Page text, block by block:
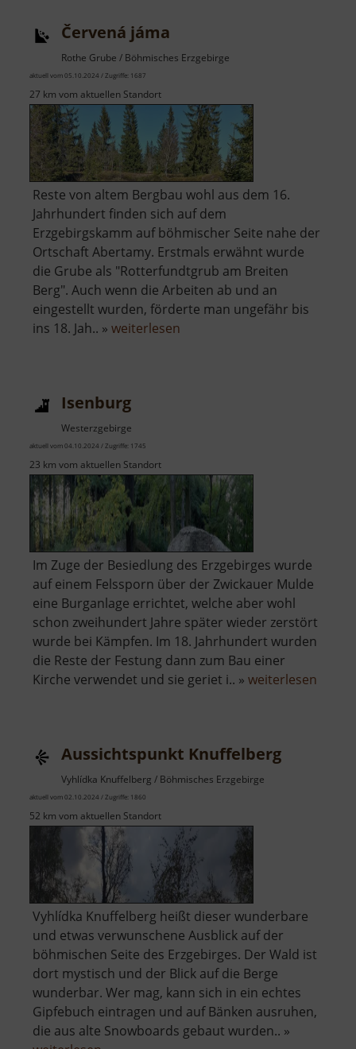
Červená jáma
Rothe Grube / Böhmisches Erzgebirge
aktuell vom 05.10.2024 / Zugriffe: 1687
27 km vom aktuellen Standort
Reste von altem Bergbau wohl aus dem 16.
Jahrhundert finden sich auf dem
Erzgebirgskamm auf böhmischer Seite nahe der
Ortschaft Abertamy. Erstmals erwähnt wurde
die Grube als "Rotterfundtgrub am Breiten
Berg". Auch wenn die Arbeiten ab und an
eingestellt wurden, förderte man ungefähr bis
ins 18. Jah.. » weiterlesen
Isenburg
Westerzgebirge
aktuell vom 04.10.2024 / Zugriffe: 1745
23 km vom aktuellen Standort
Im Zuge der Besiedlung des Erzgebirges wurde
auf einem Felssporn über der Zwickauer Mulde
eine Burganlage errichtet, welche aber wohl
schon zweihundert Jahre später wieder zerstört
wurde bei Kämpfen. Im 18. Jahrhundert wurden
die Reste der Festung dann zum Bau einer
Kirche verwendet und sie geriet i.. » weiterlesen
Aussichtspunkt Knuffelberg
Vyhlídka Knuffelberg / Böhmisches Erzgebirge
aktuell vom 02.10.2024 / Zugriffe: 1860
52 km vom aktuellen Standort
Vyhlídka Knuffelberg heißt dieser wunderbare
und etwas verwunschene Ausblick auf der
böhmischen Seite des Erzgebirges. Der Wald ist
dort mystisch und der Blick auf die Berge
wunderbar. Wer mag, kann sich in ein echtes
Gipfebuch eintragen und auf Bänken ausruhen,
die aus alte Snowboards gebaut wurden.. »